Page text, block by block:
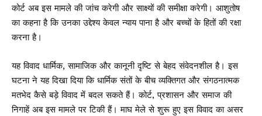
कोर्ट अब इस मामले की जांच करेगी और साक्ष्यों की समीक्षा करेगी। आशुतोष
का कहना है कि उनका उद्देश्य केवल न्याय पाना है और बच्चों के हितों की रक्षा
करना है।
यह विवाद धार्मिक, सामाजिक और कानूनी दृष्टि से बेहद संवेदनशील है। इस
घटना ने यह दिखा दिया कि धार्मिक संतों के बीच व्यक्तिगत और संगठनात्मक
मतभेद कैसे बड़े विवाद में बदल सकते हैं। कोर्ट, प्रशासन और समाज की
निगाहें अब इस मामले पर टिकी हैं। माघ मेले से शुरू हुए इस विवाद का असर